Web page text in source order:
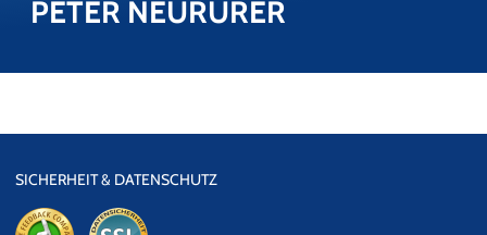
PETER NEUR­UR­ER
SICHERHEIT & DATENSCHUTZ